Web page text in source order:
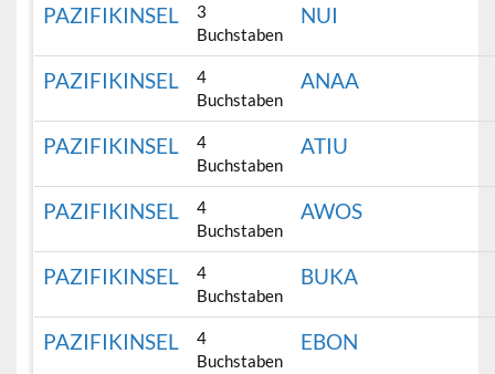
PAZIFIKINSEL
3
Buchstaben
NUI
PAZIFIKINSEL
4
Buchstaben
ANAA
PAZIFIKINSEL
4
Buchstaben
ATIU
PAZIFIKINSEL
4
Buchstaben
AWOS
PAZIFIKINSEL
4
Buchstaben
BUKA
PAZIFIKINSEL
4
Buchstaben
EBON